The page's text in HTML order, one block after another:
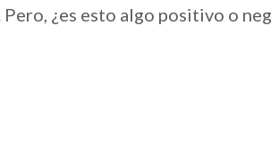
¿es esto algo positivo o